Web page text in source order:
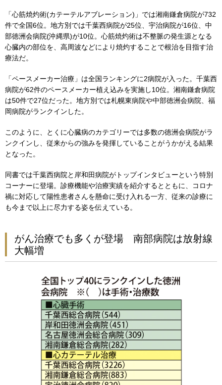
「心筋焼灼術(カテーテルアブレーション)」では湘南鎌倉病院が732
件で全国6位。地方別では千葉西病院が25位、宇治病院が16位、中
部徳洲会病院(沖縄県)が10位。心筋焼灼術は不整脈の発生源となる
心臓内の部位を、高周波などにより焼灼することで根治を目指す治
療法だ。
「ペースメーカー治療」は全国ランキングに2病院が入った。千葉西
病院が62件のペースメーカー植え込みを実施し10位。湘南鎌倉病院
は50件で27位だった。地方別では札幌東病院や中部徳洲会病院、福
岡病院がランクインした。
このように、とくに心臓病のカテゴリーでは多数の徳洲会病院がラ
ンクインし、従来からの強みを発揮していることがうかがえる結果
となった。
同書では千葉西病院と岸和田病院がトップインタビューという特別
コーナーに登場。診療機能や治療実績を紹介するとともに、コロナ
禍に対応して陽性患者さんを懸命に受け入れる一方、従来の診療に
も今まで以上に尽力する姿を伝えている。
がん治療でも多くが登場 南部病院は放射線
大幅増